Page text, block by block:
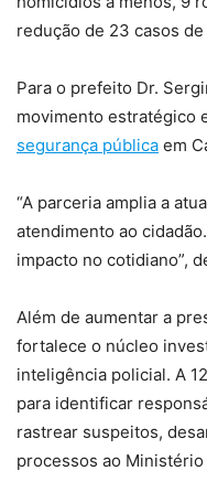
redução de 23 casos
Para o prefeito Dr.
movimento estratégico
segurança pública em
“A parceria amplia a
atendimento ao
impacto no cotidiano”,
Além de aumentar a
fortalece o núcleo
inteligência policial. A
para identificar
rastrear suspeitos,
processos ao